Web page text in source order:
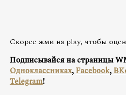
Скорее жми на play, чтобы
Подписывайся на страницы
Одноклассниках,Facebook,
Telegram!